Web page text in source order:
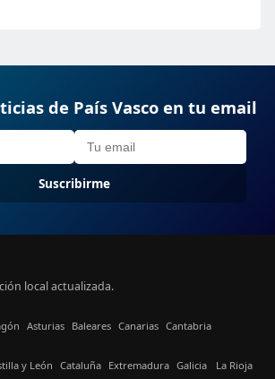
de País Vasco en tu email
Suscribirme
local actualizada.
Asturias Baleares Canarias Cantabria
y León Cataluña Extremadura Galicia La Rioja